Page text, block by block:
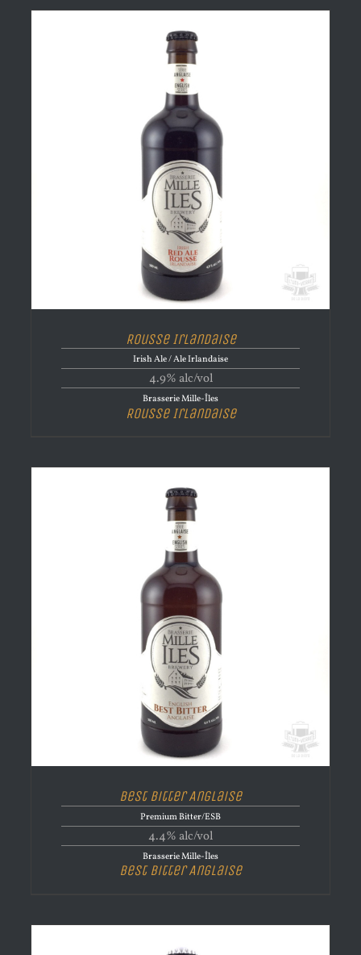
Rousse Irlandaise
Irish Ale / Ale Irlandaise
4.9% alc/vol
Brasserie Mille-Îles
Rousse Irlandaise
Best Bitter Anglaise
Premium Bitter/ESB
4.4% alc/vol
Brasserie Mille-Îles
Best Bitter Anglaise